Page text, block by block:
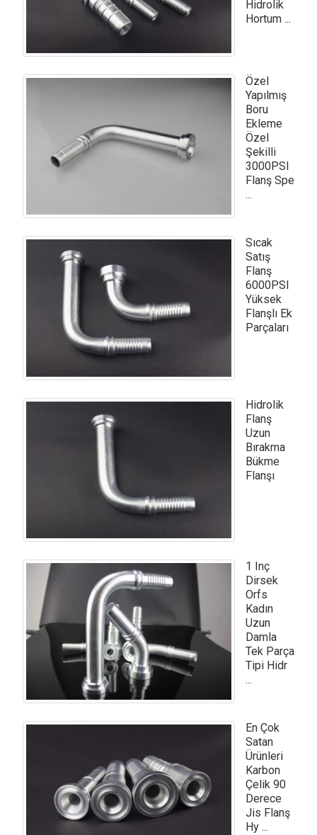
Hidrolik
Hortum ...
Özel
Yapılmış
Boru
Ekleme
Özel
Şekilli
3000PSI
Flanş Spe
...
Sıcak
Satış
Flanş
6000PSI
Yüksek
Flanşlı Ek
Parçaları
Hidrolik
Flanş
Uzun
Bırakma
Bükme
Flanşı
1 Inç
Dirsek
Orfs
Kadın
Uzun
Damla
Tek Parça
Tipi Hidr
...
En Çok
Satan
Ürünleri
Karbon
Çelik 90
Derece
Jis Flanş
Hy ...